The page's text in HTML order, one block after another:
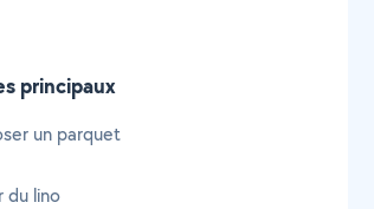
principaux
un parquet
du lino